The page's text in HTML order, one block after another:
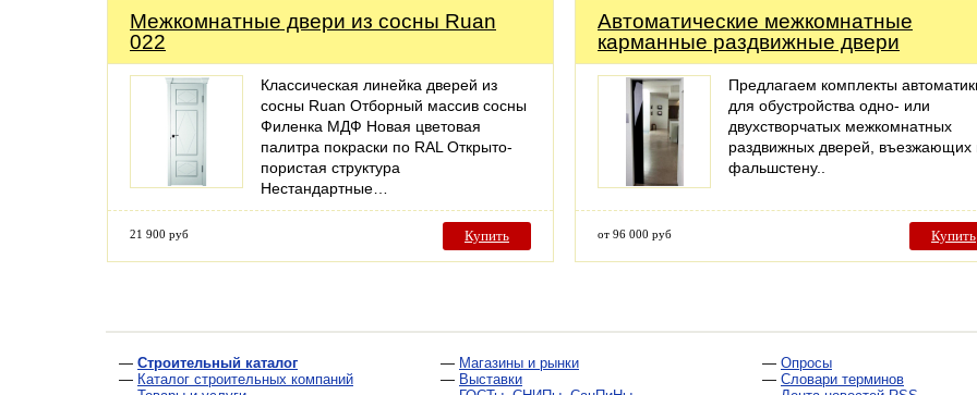
Межкомнатные двери из сосны Ruan
022
Классическая линейка дверей из
сосны Ruan Отборный массив сосны
Филенка МДФ Новая цветовая
палитра покраски по RAL Открыто-
пористая структура
Нестандартные…
21 900 руб Купить
Автоматические межкомнатные
карманные раздвижные двери
Предлагаем комплекты
для обустройства одно- или
двухстворчатых межкомнатных
раздвижных дверей, въезжающих
фальшстену..
от 96 000 руб Купить
— Строительный каталог
— Каталог строительных компаний
— Магазины и рынки
— Выставки
— Опросы
— Словари терминов